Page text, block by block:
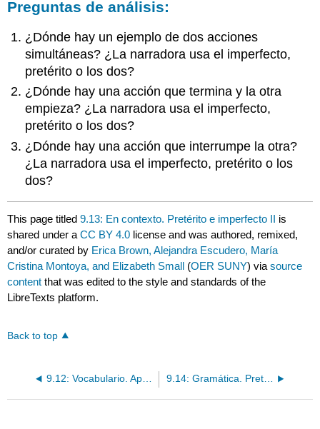
Preguntas de análisis:
¿Dónde hay un ejemplo de dos acciones
simultáneas? ¿La narradora usa el imperfecto,
pretérito o los dos?
¿Dónde hay una acción que termina y la otra
empieza? ¿La narradora usa el imperfecto,
pretérito o los dos?
¿Dónde hay una acción que interrumpe la otra?
¿La narradora usa el imperfecto, pretérito o los
dos?
This page titled9.13: En contexto. Pretérito e imperfecto II is
shared under aCC BY 4.0 license and was authored, remixed,
and/or curated by Erica Brown, Alejandra Escudero, María
Cristina Montoya, and Elizabeth Small (OER SUNY) viasource
content that was edited to the style and standards of the
LibreTexts platform.
Back to top
9.12: Vocabulario. Aprendamos sobre las comidas y las expectativas en un restaurante 9.14: Gramática. Pretérito e Imperfecto II